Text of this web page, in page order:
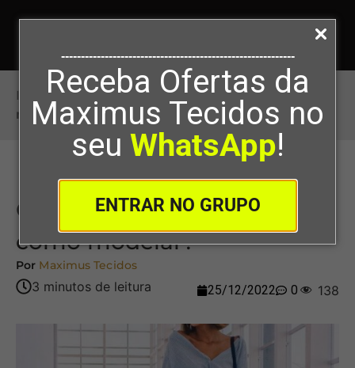
-----------------------------------------------------------
Receba Ofertas da
Maximus Tecidos no
seu WhatsApp!
ENTRAR NO GRUPO
Início>Camisa e calça pantacourt: como
modelar?
Camisa e calça pantacourt:
como modelar?
Por Maximus Tecidos
25/12/2022 0 138